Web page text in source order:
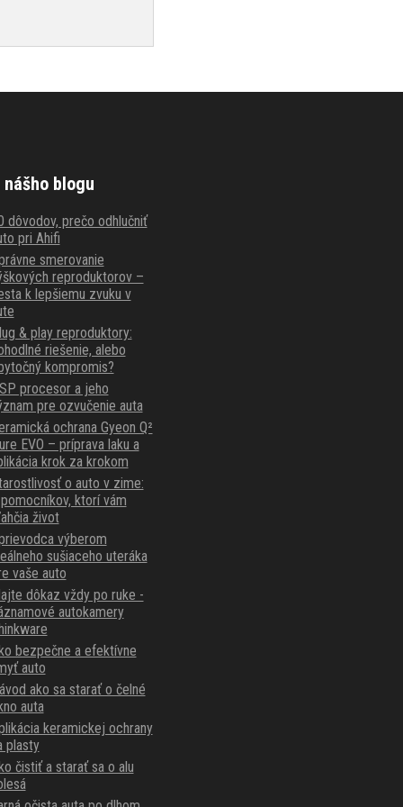
nášho blogu
dôvodov, prečo odhlučniť
pri Ahifi
smerovanie
reproduktorov –
k lepšiemu zvuku v
& play reproduktory:
riešenie, alebo
kompromis?
procesor a jeho
pre ozvučenie auta
ochrana Gyeon Q²
EVO – príprava laku a
krok za krokom
o auto v zime:
ktorí vám
život
výberom
sušiaceho uteráka
vaše auto
dôkaz vždy po ruke -
autokamery
bezpečne a efektívne
auto
ako sa starať o čelné
auta
keramickej ochrany
plasty
čistiť a starať sa o alu